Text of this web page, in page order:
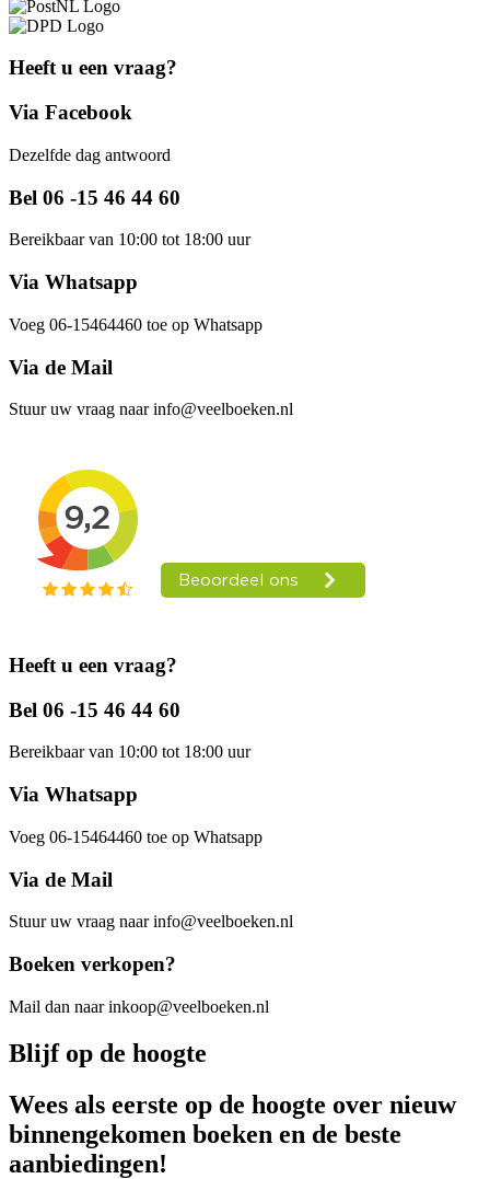
Heeft u een vraag?
Via Facebook
Dezelfde dag antwoord
Bel 06 -15 46 44 60
Bereikbaar van 10:00 tot 18:00 uur
Via Whatsapp
Voeg 06-15464460 toe op Whatsapp
Via de Mail
Stuur uw vraag naar info@veelboeken.nl
Heeft u een vraag?
Bel 06 -15 46 44 60
Bereikbaar van 10:00 tot 18:00 uur
Via Whatsapp
Voeg 06-15464460 toe op Whatsapp
Via de Mail
Stuur uw vraag naar info@veelboeken.nl
Boeken verkopen?
Mail dan naar inkoop@veelboeken.nl
Blijf op de hoogte
Wees als eerste op de hoogte over nieuw
binnengekomen boeken en de beste
aanbiedingen!